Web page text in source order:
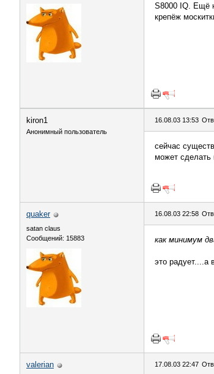
S8000 IQ. Ещё
крепёж
kiron1
Анонимный пользователь
16.08.03 13:53
сейчас
может сделать
quaker
satan claus
Сообщений: 15883
16.08.03 22:58
как минимум
это радует....а
valerian 17.08.03 22:47